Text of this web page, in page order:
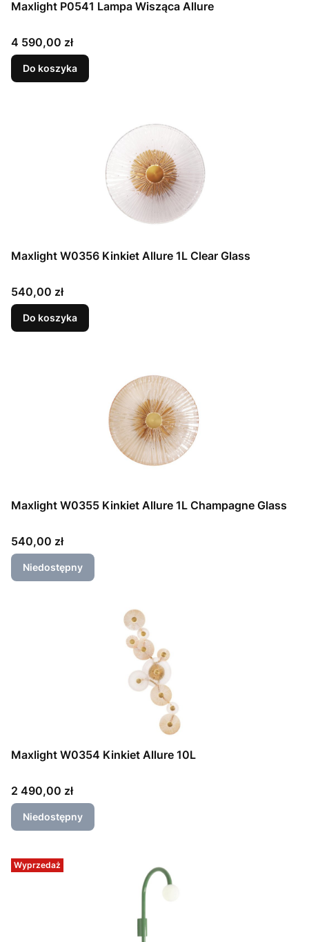
Maxlight P0541 Lampa Wisząca Allure
Cena
4 590,00 zł
Do koszyka
Maxlight W0356 Kinkiet Allure 1L Clear Glass
Cena
540,00 zł
Do koszyka
Maxlight W0355 Kinkiet Allure 1L Champagne Glass
Cena
540,00 zł
Niedostępny
Maxlight W0354 Kinkiet Allure 10L
Cena
2 490,00 zł
Niedostępny
Wyprzedaż